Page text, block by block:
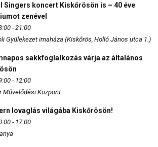
Singers koncert Kiskőrösön is – 40 éve
zenével
- 21:00
Gyülekezet imaháza (Kiskőrös, Holló János utca 1.)
sakkfoglalkozás várja az általános
- 12:00
Művelődési Központ
lovaglás világába Kiskőrösön!
- 17:00